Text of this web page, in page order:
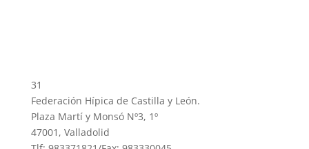
31
Federación Hípica de Castilla y León.
Plaza Martí y Monsó Nº3, 1º
47001, Valladolid